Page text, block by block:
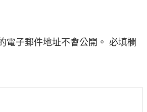
電子郵件地址不會公開。 必填欄